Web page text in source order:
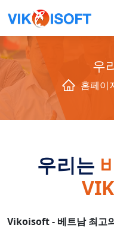
우
홈페이
우리는
Vikoisoft - 베트남 최고